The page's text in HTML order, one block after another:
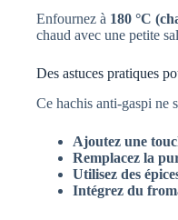
Enfournez à 180 °C
chaud avec une petite
Des astuces pratiques
Ce hachis anti-gaspi ne
Ajoutez une
Remplacez la
Utilisez des
Intégrez du